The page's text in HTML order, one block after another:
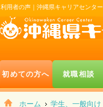
利用者の声｜沖縄県キャリアセンター
初めての方へ 就職相談
ホーム 学生、一般向け